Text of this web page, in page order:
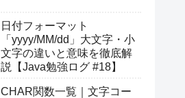
日付フォーマット
「yyyy/MM/dd」大文字・小
文字の違いと意味を徹底解
説【Java勉強ログ #18】
CHAR関数一覧｜文字コー